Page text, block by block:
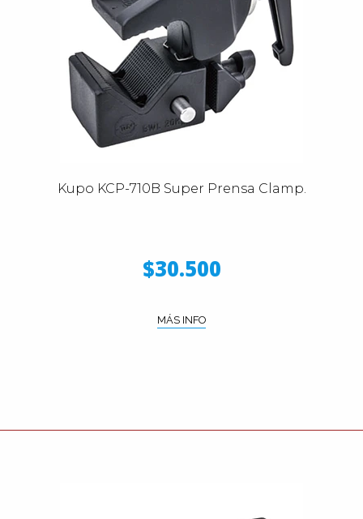
Kupo KCP-710B Super Prensa Clamp.
$30.500
MÁS INFO